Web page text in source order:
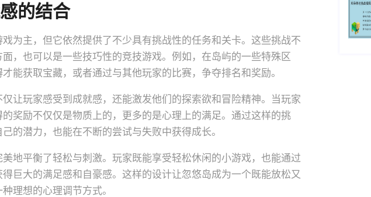
的结合
为主，但它依然提供了不少具有挑战性的任务和关卡。这些挑战不
，也可以是一些技巧性的竞技游戏。例如，在岛屿的一些特殊区
能获取宝藏，或者通过与其他玩家的比赛，争夺排名和奖励。
让玩家感受到成就感，还能激发他们的探索欲和冒险精神。当玩家
奖励不仅仅是物质上的，更多的是心理上的满足。通过这样的挑
的潜力，也能在不断的尝试与失败中获得成长。
地平衡了轻松与刺激。玩家既能享受轻松休闲的小游戏，也能通过
巨大的满足感和自豪感。这样的设计让忽悠岛成为一个既能放松又
理想的心理调节方式。